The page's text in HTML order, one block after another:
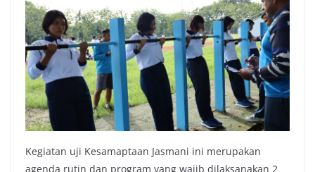
Kegiatan uji Kesamaptaan Jasmani ini merupakan
agenda rutin dan program yang wajib dilaksanakan 2